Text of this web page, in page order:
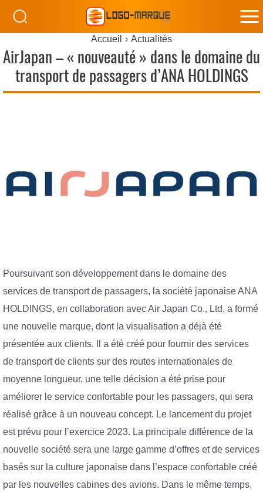
Accueil Actualités
AirJapan – « nouveauté » dans le domaine du
transport de passagers d’ANA HOLDINGS
Poursuivant son développement dans le domaine des
services de transport de passagers, la société japonaise ANA
HOLDINGS, en collaboration avec Air Japan Co., Ltd, a formé
une nouvelle marque, dont la visualisation a déjà été
présentée aux clients. Il a été créé pour fournir des services
de transport de clients sur des routes internationales de
moyenne longueur, une telle décision a été prise pour
améliorer le service confortable pour les passagers, qui sera
réalisé grâce à un nouveau concept. Le lancement du projet
est prévu pour l’exercice 2023. La principale différence de la
nouvelle société sera une large gamme d’offres et de services
basés sur la culture japonaise dans l’espace confortable créé
par les nouvelles cabines des avions. Dans le même temps,